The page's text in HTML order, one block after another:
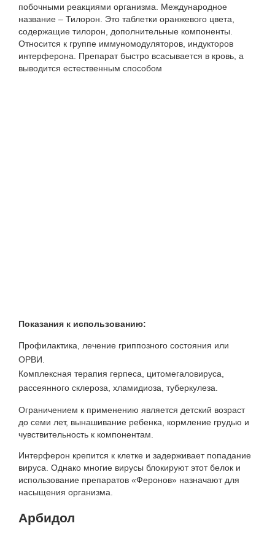
побочными реакциями организма. Международное
название – Тилорон. Это таблетки оранжевого цвета,
содержащие тилорон, дополнительные компоненты.
Относится к группе иммуномодуляторов, индукторов
интерферона. Препарат быстро всасывается в кровь, а
выводится естественным способом
Показания к использованию:
Профилактика, лечение гриппозного состояния или
ОРВИ.
Комплексная терапия герпеса, цитомегаловируса,
рассеянного склероза, хламидиоза, туберкулеза.
Ограничением к применению является детский возраст
до семи лет, вынашивание ребенка, кормление грудью и
чувствительность к компонентам.
Интерферон крепится к клетке и задерживает попадание
вируса. Однако многие вирусы блокируют этот белок и
использование препаратов «Феронов» назначают для
насыщения организма.
Арбидол